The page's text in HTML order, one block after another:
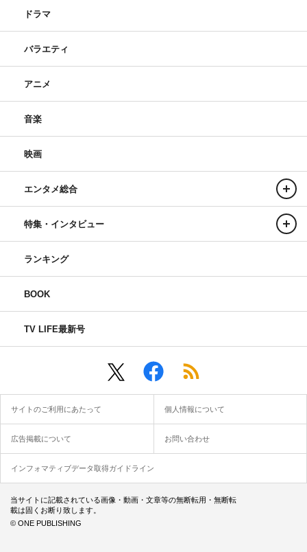
ドラマ
バラエティ
アニメ
音楽
映画
エンタメ総合
特集・インタビュー
ランキング
BOOK
TV LIFE最新号
サイトのご利用にあたって 個人情報について
広告掲載について お問い合わせ
インフォマティブデータ取得ガイドライン
当サイトに記載されている画像・動画・文章等の無断転用・無断転
載は固くお断り致します。
© ONE PUBLISHING